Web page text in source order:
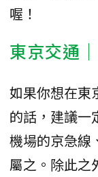
喔！
東京交通
如果你想在東
的話，建議一
機場的京急線
屬之。除此之